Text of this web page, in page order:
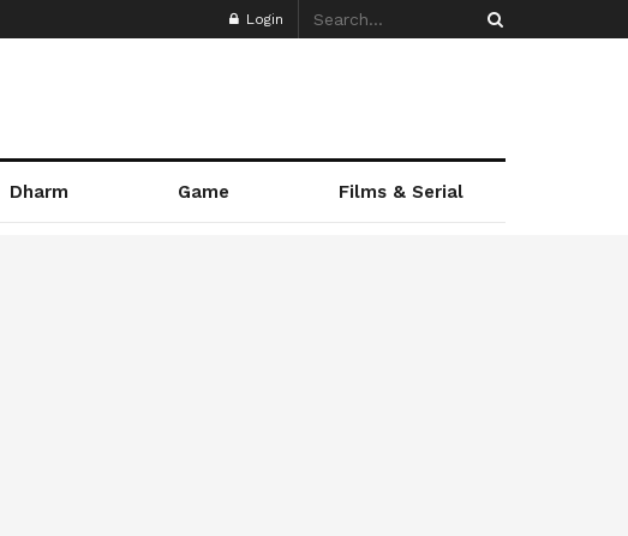
Login
Dharm Game Films & Serial